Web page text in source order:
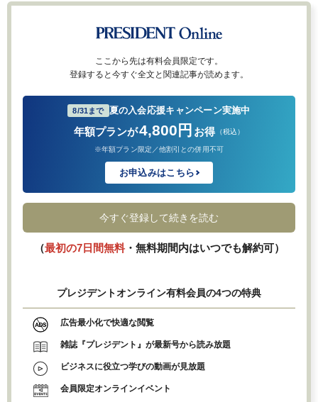
ここから先は有料会員限定です。
登録すると今すぐ全文と関連記事が読めます。
8/31まで 夏の入会応援キャンペーン実施中
年額プランが4,800円 お得 （税込）
※年額プラン限定／他割引との併用不可
お申込みはこちら
今すぐ登録して続きを読む
（最初の7日間無料・無料期間内はいつでも解約可）
プレジデントオンライン有料会員の4つの特典
広告最小化で快適な閲覧
雑誌『プレジデント』が最新号から読み放題
ビジネスに役立つ学びの動画が見放題
会員限定オンラインイベント